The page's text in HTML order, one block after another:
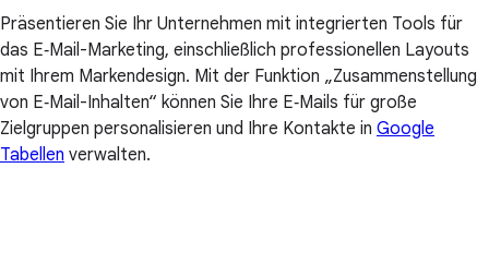
Präsentieren Sie Ihr Unternehmen mit integrierten Tools für
das E‑Mail-Marketing, einschließlich professionellen Layouts
mit Ihrem Markendesign. Mit der Funktion „Zusammenstellung
von E‑Mail-Inhalten“ können Sie Ihre E‑Mails für große
Zielgruppen personalisieren und Ihre Kontakte in Google
Tabellen verwalten.